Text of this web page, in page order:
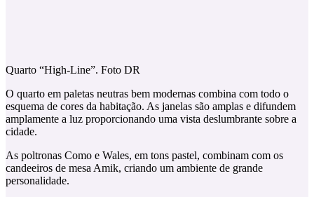
Quarto “High-Line”. Foto DR
O quarto em paletas neutras bem modernas combina com todo o
esquema de cores da habitação. As janelas são amplas e difundem
amplamente a luz proporcionando uma vista deslumbrante sobre a
cidade.
As poltronas Como e Wales, em tons pastel, combinam com os
candeeiros de mesa Amik, criando um ambiente de grande
personalidade.